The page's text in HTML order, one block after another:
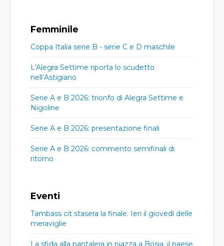
Femminile
Coppa Italia serie B - serie C e D maschile
L'Alegra Settime riporta lo scudetto
nell’Astigiano
Serie A e B 2026: trionfo di Alegra Settime e
Nigoline
Serie A e B 2026: presentazione finali
Serie A e B 2026: commento semifinali di
ritorno
Eventi
Tambass cit stasera la finale. Ieri il giovedì delle
meraviglie
La sfida alla pantalera in piazza a Bosia, il paese